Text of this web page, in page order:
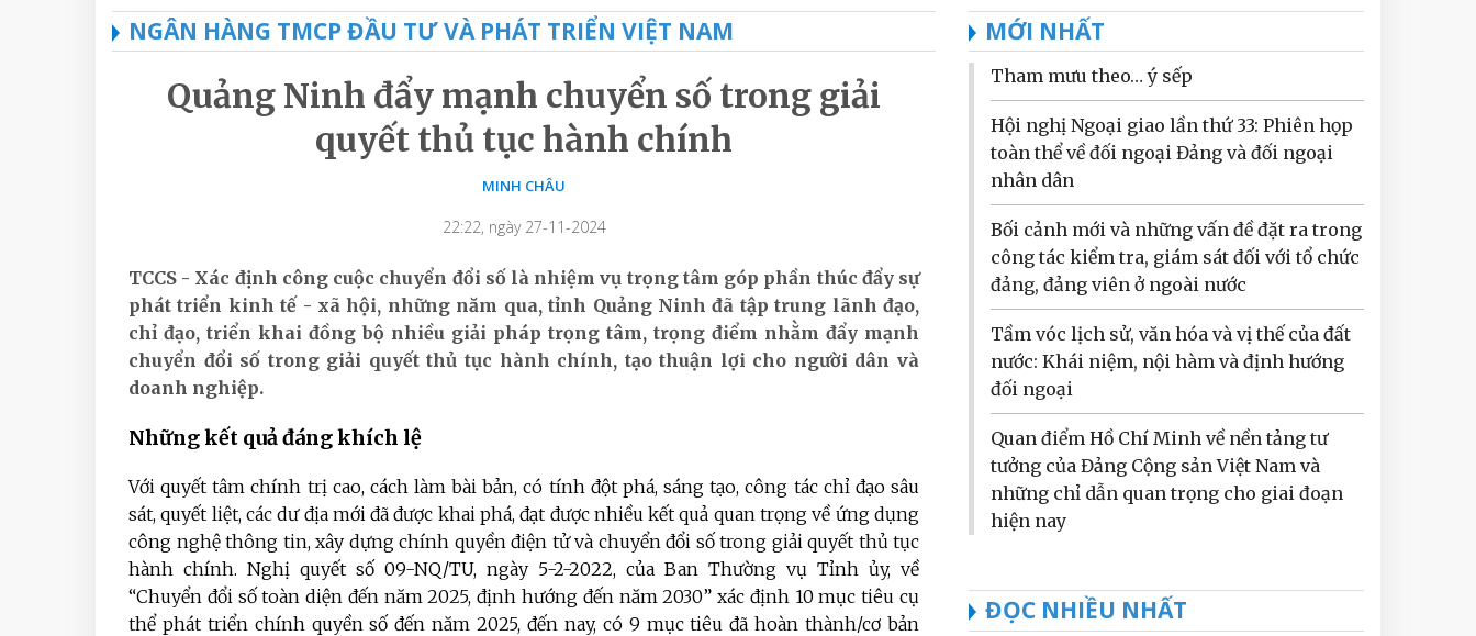
NGÂN HÀNG TMCP ĐẦU TƯ VÀ PHÁT TRIỂN VIỆT NAM
Quảng Ninh đẩy mạnh chuyển số trong giải
quyết thủ tục hành chính
MINH CHÂU
22:22, ngày 27-11-2024
TCCS - Xác định công cuộc chuyển đổi số là nhiệm vụ trọng tâm góp phần thúc đẩy sự
phát triển kinh tế - xã hội, những năm qua, tỉnh Quảng Ninh đã tập trung lãnh đạo,
chỉ đạo, triển khai đồng bộ nhiều giải pháp trọng tâm, trọng điểm nhằm đẩy mạnh
chuyển đổi số trong giải quyết thủ tục hành chính, tạo thuận lợi cho người dân và
doanh nghiệp.
Những kết quả đáng khích lệ
Với quyết tâm chính trị cao, cách làm bài bản, có tính đột phá, sáng tạo, công tác chỉ đạo sâu
sát, quyết liệt, các dư địa mới đã được khai phá, đạt được nhiều kết quả quan trọng về ứng dụng
công nghệ thông tin, xây dựng chính quyền điện tử và chuyển đổi số trong giải quyết thủ tục
hành chính. Nghị quyết số 09-NQ/TU, ngày 5-2-2022, của Ban Thường vụ Tỉnh ủy, về
“Chuyển đổi số toàn diện đến năm 2025, định hướng đến năm 2030” xác định 10 mục tiêu cụ
thể phát triển chính quyền số đến năm 2025, đến nay, có 9 mục tiêu đã hoàn thành/cơ bản
MỚI NHẤT
Tham mưu theo… ý sếp
Hội nghị Ngoại giao lần thứ 33: Phiên họp
toàn thể về đối ngoại Đảng và đối ngoại
nhân dân
Bối cảnh mới và những vấn đề đặt ra trong
công tác kiểm tra, giám sát đối với tổ chức
đảng, đảng viên ở ngoài nước
Tầm vóc lịch sử, văn hóa và vị thế của đất
nước: Khái niệm, nội hàm và định hướng
đối ngoại
Quan điểm Hồ Chí Minh về nền tảng tư
tưởng của Đảng Cộng sản Việt Nam và
những chỉ dẫn quan trọng cho giai đoạn
hiện nay
ĐỌC NHIỀU NHẤT